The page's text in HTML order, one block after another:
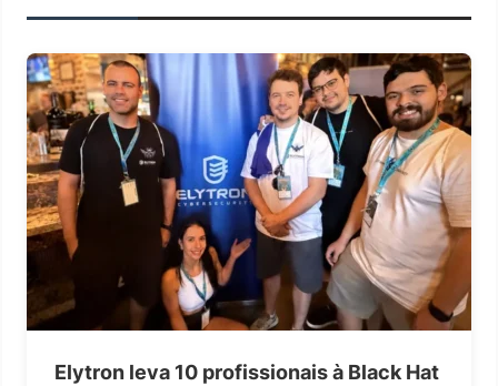
Elytron leva 10 profissionais à Black Hat